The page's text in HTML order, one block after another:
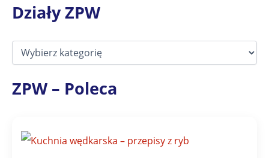
Działy ZPW
D
a
łZPW – Poleca